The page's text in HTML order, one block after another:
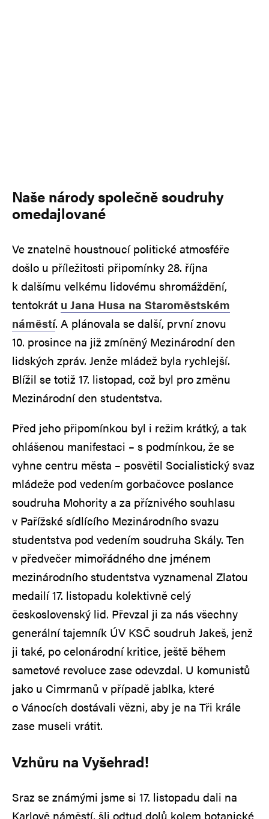
Naše národy společně soudruhy
omedajlované
Ve znatelně houstnoucí politické atmosféře
došlo u příležitosti připomínky 28. října
k dalšímu velkému lidovému shromáždění,
tentokrát u Jana Husa na Staroměstském
náměstí. A plánovala se další, první znovu
10. prosince na již zmíněný Mezinárodní den
lidských zpráv. Jenže mládež byla rychlejší.
Blížil se totiž 17. listopad, což byl pro změnu
Mezinárodní den studentstva.
Před jeho připomínkou byl i režim krátký, a tak
ohlášenou manifestaci – s podmínkou, že se
vyhne centru města – posvětil Socialistický svaz
mládeže pod vedením gorbačovce poslance
soudruha Mohority a za příznivého souhlasu
v Pařížské sídlícího Mezinárodního svazu
studentstva pod vedením soudruha Skály. Ten
v předvečer mimořádného dne jménem
mezinárodního studentstva vyznamenal Zlatou
medailí 17. listopadu kolektivně celý
československý lid. Převzal ji za nás všechny
generální tajemník ÚV KSČ soudruh Jakeš, jenž
ji také, po celonárodní kritice, ještě během
sametové revoluce zase odevzdal. U komunistů
jako u Cimrmanů v případě jablka, které
o Vánocích dostávali vězni, aby je na Tři krále
zase museli vrátit.
Vzhůru na Vyšehrad!
Sraz se známými jsme si 17. listopadu dali na
Karlově náměstí, šli odtud dolů kolem botanické